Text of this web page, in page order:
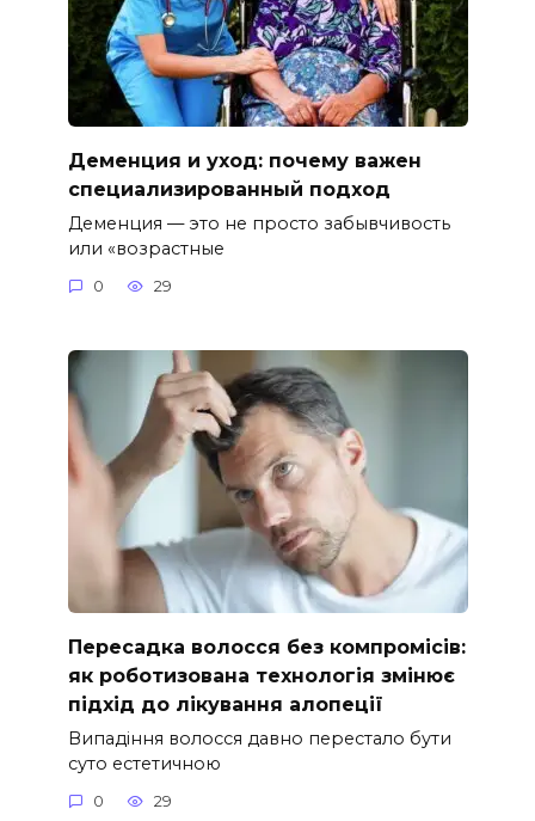
Деменция и уход: почему важен
специализированный подход
Деменция — это не просто забывчивость
или «возрастные
0 29
Пересадка волосся без компромісів:
як роботизована технологія змінює
підхід до лікування алопеції
Випадіння волосся давно перестало бути
суто естетичною
0 29